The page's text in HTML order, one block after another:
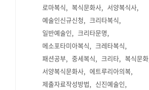
로마복식
복식문화사
서양복식사
예술인신규신청
크리타복식
일반예술인
크리타문명
메소포타미아복식
크레타복식
패션공부
중세복식 크리타
복식문화
서양복식문화사
에트루리아의복
제출자료작성방법
신진예술인